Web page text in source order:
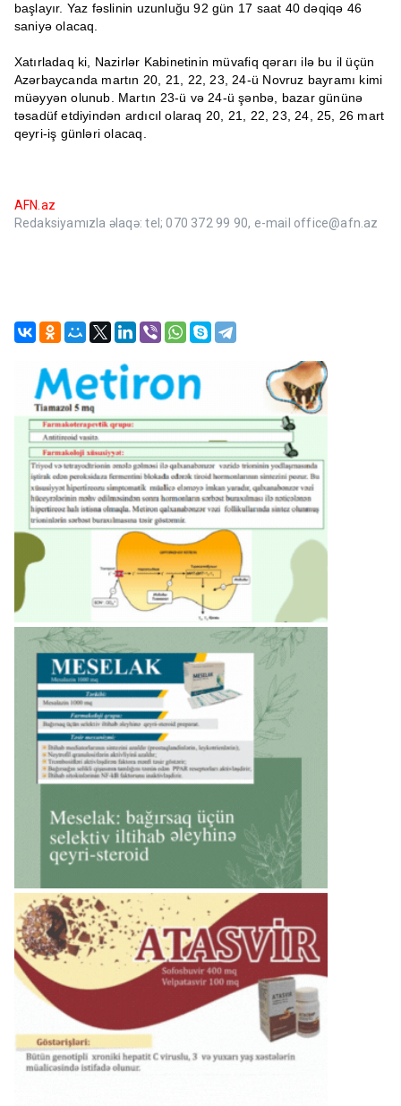
başlayır. Yaz fəslinin uzunluğu 92 gün 17 saat 40 dəqiqə 46
saniyə olacaq.
Xatırladaq ki, Nazirlər Kabinetinin müvafiq qərarı ilə bu il üçün
Azərbaycanda martın 20, 21, 22, 23, 24-ü Novruz bayramı kimi
müəyyən olunub. Martın 23-ü və 24-ü şənbə, bazar gününə
təsadüf etdiyindən ardıcıl olaraq 20, 21, 22, 23, 24, 25, 26 mart
qeyri-iş günləri olacaq.
AFN.az
Redaksiyamızla əlaqə: tel; 070 372 99 90, e-mail office@afn.az